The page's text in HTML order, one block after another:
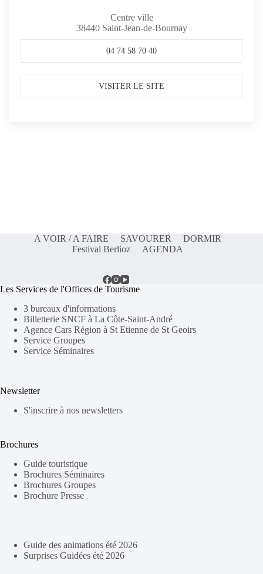
Centre ville
38440Saint-Jean-de-Bournay
04 74 58 70 40
VISITER LE SITE
A VOIR / A FAIRE SAVOURER
DORMIR
Festival Berlioz
AGENDA
Les Services de l'Offices de Tourisme
3 bureaux d'informations
Billetterie SNCF à La Côte-Saint-André
Agence Cars Région à St Etienne de St Geoirs
Service Groupes
Service Séminaires
Newsletter
S'inscrire à nos newsletters
Brochures
Guide touristique
Brochures Séminaires
Brochures Groupes
Brochure Presse
Guide des animations été 2026
Surprises Guidées été 2026